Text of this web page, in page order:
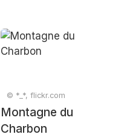
© *_*, flickr.com
Montagne du
Charbon